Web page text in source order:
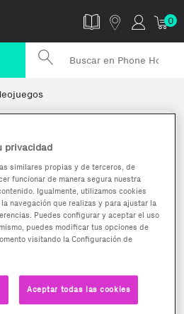
0
privacidad
similares propias y de terceros, de
funcionar de manera segura nuestra
Igualmente, utilizamos cookies
navegación que realizas y para ajustar la
Puedes configurar y aceptar el uso
puedes modificar tus opciones de
visitando la Configuración de
Aceptar todas las cookies